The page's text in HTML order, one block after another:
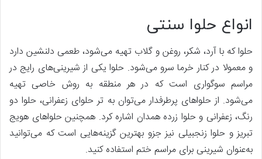
انواع حلوا سنتی
حلوا که با آرد، شکر، روغن و گلاب تهیه می‌شود، طعمی دلنشین دارد
و معمولا در کنار خرما سرو می‌شود. حلوا یکی از شیرینی‌های رایج در
مراسم سوگواری است که در هر منطقه به روش خاصی تهیه
می‌شود. از حلواهای پرطرفدار می‌توان به تر حلوای زعفرانی، حلوا دو
رنگ، زعفرانی و حلوا زرده همدان اشاره کرد. همچنین حلواهای هویج
تبریز و حلوا زنجبیلی نیز جزو بهترین گزینه‌هایی است که می‌توانید
به‌عنوان شیرینی برای مراسم ختم استفاده کنید.